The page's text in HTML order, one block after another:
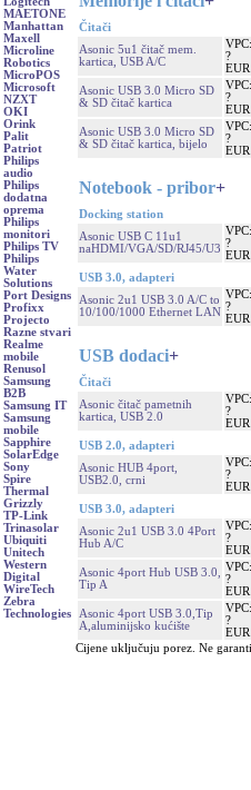
MAETONE
Manhattan
Maxell
Microline
Robotics
MicroPOS
Microsoft
NZXT
OKI
Orink
Palit
Patriot
Philips
audio
Philips
dodatna
oprema
Philips
monitori
Philips TV
Philips
Water
Solutions
Port Designs
Profixx
Projecto
Razne stvari
Realme
mobile
Renusol
Samsung
B2B
Samsung IT
Samsung
mobile
Sapphire
SolarEdge
Sony
Spire
Thermal
Grizzly
TP-Link
Trinasolar
Ubiquiti
Unitech
Western
Digital
WireTech
Zebra
Technologies
Čitači
Asonic 5u1 čitač mem.
kartica, USB A/C
VPC:
?
EUR
Asonic USB 3.0 Micro SD
& SD čitač kartica
VPC:
?
EUR
Asonic USB 3.0 Micro SD
& SD čitač kartica, bijelo
VPC:
?
EUR
Notebook - pribor+
Docking station
Asonic USB C 11u1
naHDMI/VGA/SD/RJ45/U3
VPC:
?
EUR
USB 3.0, adapteri
Asonic 2u1 USB 3.0 A/C to
10/100/1000 Ethernet LAN
VPC:
?
EUR
USB dodaci+
Čitači
Asonic čitač pametnih
kartica, USB 2.0
VPC:
?
EUR
USB 2.0, adapteri
Asonic HUB 4port,
USB2.0, crni
VPC:
?
EUR
USB 3.0, adapteri
Asonic 2u1 USB 3.0 4Port
Hub A/C
VPC:
?
EUR
Asonic 4port Hub USB 3.0,
Tip A
VPC:
?
EUR
Asonic 4port USB 3.0,Tip
A,aluminijsko kućište
VPC:
?
EUR
Cijene uključuju porez. Ne